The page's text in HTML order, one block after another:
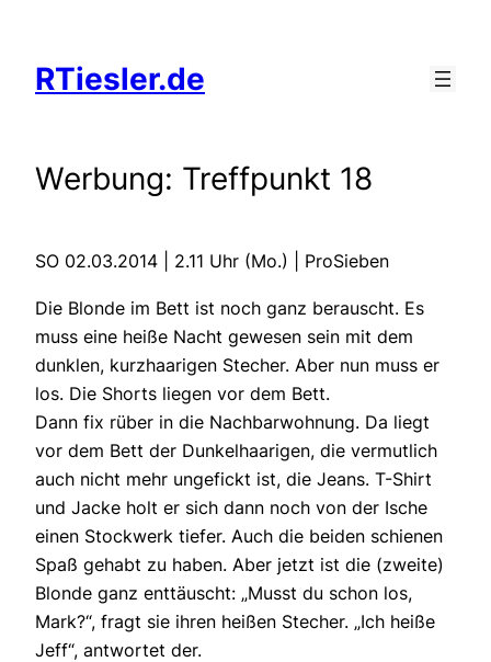
springen
RTiesler.de
Werbung: Treffpunkt 18
SO 02.03.2014 | 2.11 Uhr (Mo.) | ProSieben
Die Blonde im Bett ist noch ganz berauscht. Es
muss eine heiße Nacht gewesen sein mit dem
dunklen, kurzhaarigen Stecher. Aber nun muss er
los. Die Shorts liegen vor dem Bett.
Dann fix rüber in die Nachbarwohnung. Da liegt
vor dem Bett der Dunkelhaarigen, die vermutlich
auch nicht mehr ungefickt ist, die Jeans. T-Shirt
und Jacke holt er sich dann noch von der Ische
einen Stockwerk tiefer. Auch die beiden schienen
Spaß gehabt zu haben. Aber jetzt ist die (zweite)
Blonde ganz enttäuscht: „Musst du schon los,
Mark?“, fragt sie ihren heißen Stecher. „Ich heiße
Jeff“, antwortet der.